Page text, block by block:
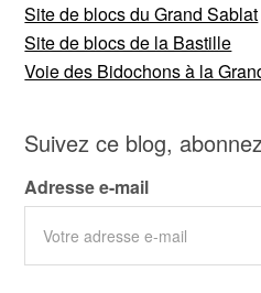
Site de blocs du Grand Sablat
Site de blocs de la Bastille
Voie des Bidochons à la
Suivez ce blog,
Adresse e-mail